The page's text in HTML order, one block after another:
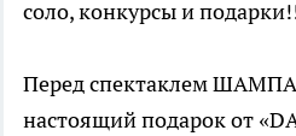
соло, конкурсы и
Перед спектаклем
настоящий подарок от